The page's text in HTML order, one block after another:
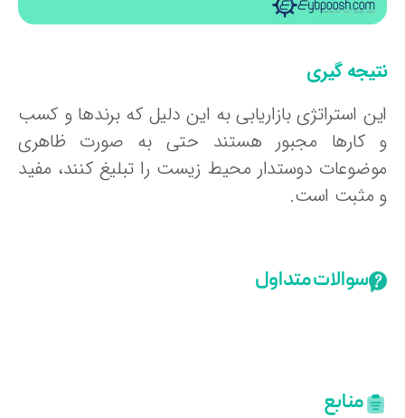
گیری
استراتژی بازاریابی به این دلیل که برندها و کسب
کارها مجبور هستند حتی به صورت ظاهری
دوستدار محیط زیست را تبلیغ کنند، مفید
مثبت است.
سوالات متداول
منابع